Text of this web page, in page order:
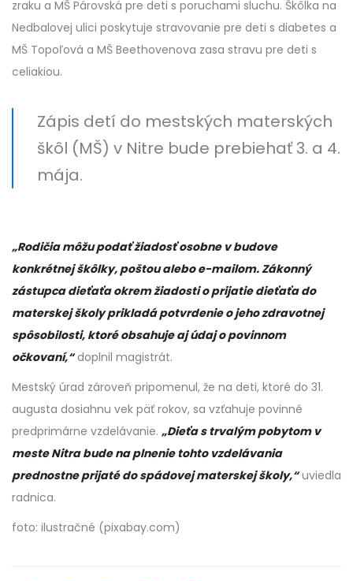
zraku a MŠ Párovská pre deti s poruchami sluchu. Škôlka na
Nedbalovej ulici poskytuje stravovanie pre deti s diabetes a
MŠ Topoľová a MŠ Beethovenova zasa stravu pre deti s
celiakiou.
Zápis detí do mestských materských
škôl (MŠ) v Nitre bude prebiehať 3. a 4.
mája.
„Rodičia môžu podať žiadosť osobne v budove
konkrétnej škôlky, poštou alebo e-mailom. Zákonný
zástupca dieťaťa okrem žiadosti o prijatie dieťaťa do
materskej školy prikladá potvrdenie o jeho zdravotnej
spôsobilosti, ktoré obsahuje aj údaj o povinnom
očkovaní,“doplnil magistrát.
Mestský úrad zároveň pripomenul, že na deti, ktoré do 31.
augusta dosiahnu vek päť rokov, sa vzťahuje povinné
predprimárne vzdelávanie. „Dieťa s trvalým pobytom v
meste Nitra bude na plnenie tohto vzdelávania
prednostne prijaté do spádovej materskej školy,“uviedla
radnica.
foto: ilustračné (pixabay.com)